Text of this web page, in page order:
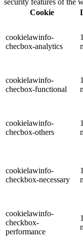
security features of the
Cookie
cookielawinfo-
checbox-analytics
cookielawinfo-
checbox-functional
cookielawinfo-
checbox-others
cookielawinfo-
checkbox-necessary
cookielawinfo-
checkbox-
performance